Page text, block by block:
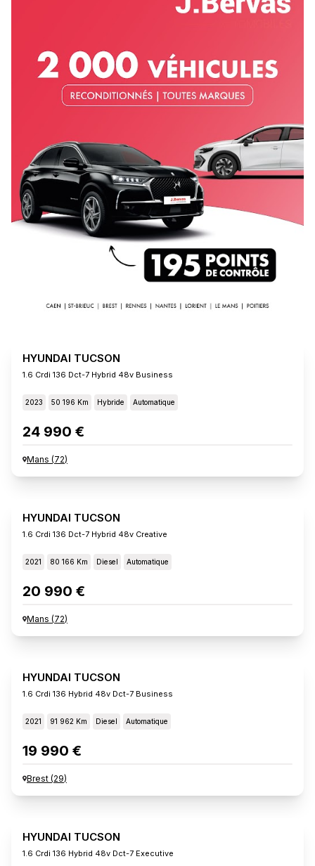
HYUNDAI TUCSON
1.6 Crdi 136 Dct-7 Hybrid 48v Business
2023 50 196 Km Hybride Automatique
24 990 €
Mans (72)
HYUNDAI TUCSON
1.6 Crdi 136 Dct-7 Hybrid 48v Creative
2021 80 166 Km Diesel Automatique
20 990 €
Mans (72)
HYUNDAI TUCSON
1.6 Crdi 136 Hybrid 48v Dct-7 Business
2021 91 962 Km Diesel Automatique
19 990 €
Brest (29)
HYUNDAI TUCSON
1.6 Crdi 136 Hybrid 48v Dct-7 Executive